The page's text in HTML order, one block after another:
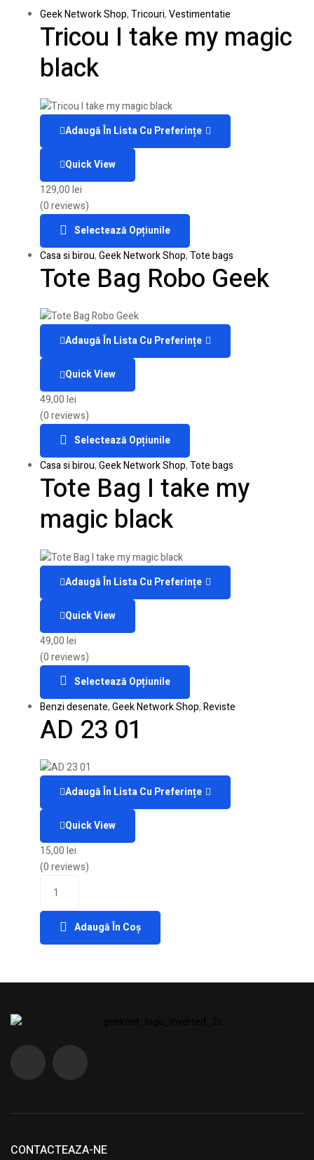
Geek Network Shop,Tricouri,Vestimentatie
Tricou I take my magic
black
Adaugă În Lista Cu Preferințe
Quick View
129,00lei
(0 reviews)
Selectează Opțiunile
Casa si birou,Geek Network Shop,Tote bags
Tote Bag Robo Geek
Adaugă În Lista Cu Preferințe
Quick View
49,00lei
(0 reviews)
Selectează Opțiunile
Casa si birou,Geek Network Shop,Tote bags
Tote Bag I take my
magic black
Adaugă În Lista Cu Preferințe
Quick View
49,00lei
(0 reviews)
Selectează Opțiunile
Benzi desenate,Geek Network Shop,Reviste
AD 23 01
Adaugă În Lista Cu Preferințe
Quick View
15,00lei
(0 reviews)
Adaugă În Coș
CONTACTEAZA-NE